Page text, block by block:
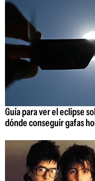
Guía para ver el eclipse
dónde conseguir gafas